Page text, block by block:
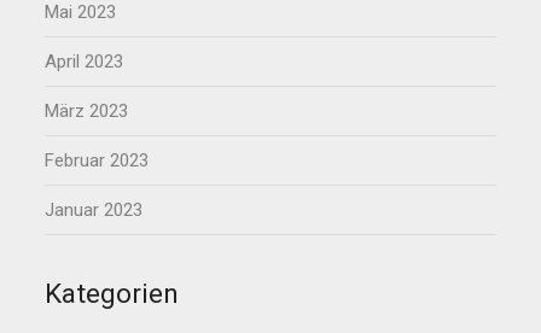
Mai 2023
April 2023
März 2023
Februar 2023
Januar 2023
Kategorien